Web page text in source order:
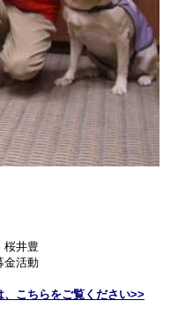
井豊
金活動
こちらをご覧ください>>